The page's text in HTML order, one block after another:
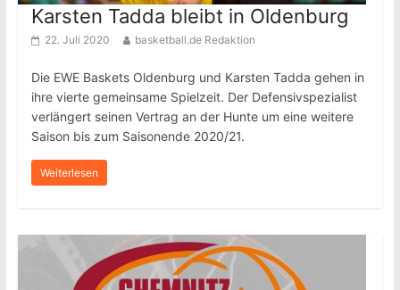
Karsten Tadda bleibt in Oldenburg
22. Juli 2020 basketball.de Redaktion
Die EWE Baskets Oldenburg und Karsten Tadda gehen in
ihre vierte gemeinsame Spielzeit. Der Defensivspezialist
verlängert seinen Vertrag an der Hunte um eine weitere
Saison bis zum Saisonende 2020/21.
Weiterlesen